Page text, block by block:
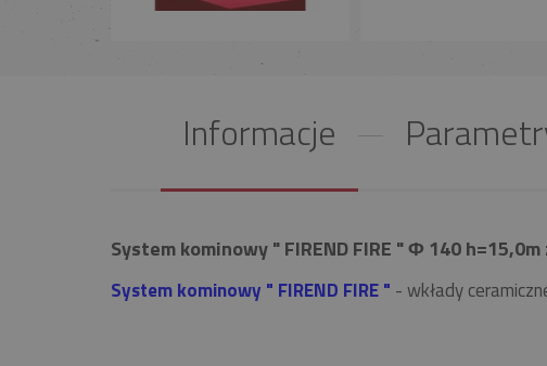
Informacje
System kominowy " FIREND FIRE " Φ 140
System kominowy " FIREND FIRE " - wkłady